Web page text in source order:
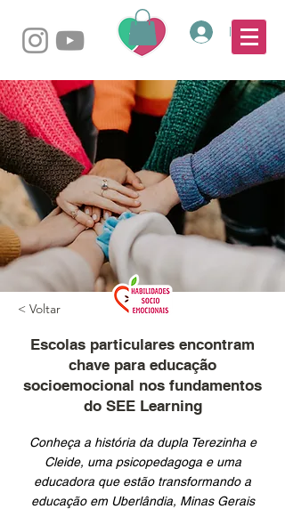
Login
< Voltar
Escolas particulares encontram
chave para educação
socioemocional nos fundamentos
do SEE Learning
Conheça a história da dupla Terezinha e
Cleide, uma psicopedagoga e uma
educadora que estão transformando a
educação em Uberlândia, Minas Gerais